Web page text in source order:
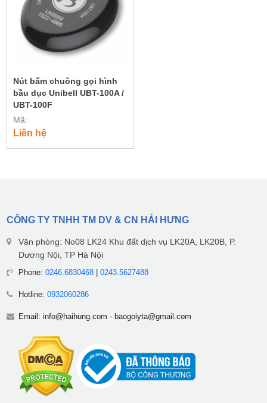
Nút bấm chuông gọi hình
bầu dục Unibell UBT-100A /
UBT-100F
Mã:
Liên hệ
CÔNG TY TNHH TM DV & CN HẢI HƯNG
Văn phòng: No08 LK24 Khu đất dịch vụ LK20A, LK20B, P.
Dương Nội, TP Hà Nội
Phone: 0246.6830468| 0243.5627488
Hotline: 0932060286
Email: info@haihung.com - baogoiyta@gmail.com